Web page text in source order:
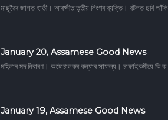
মাছুৱৈৰ জালত হাতী। আৰক্ষীত তৃতীয় লিংগৰ ব্যক্তি। বটলত ছবি
January 20, Assamese Good News
মহিলাৰ মদ নিবাৰণ। অটোচালকৰ কন্যাৰ সাফল্য। চাফাইকৰ্মীয়ে কি
January 19, Assamese Good News